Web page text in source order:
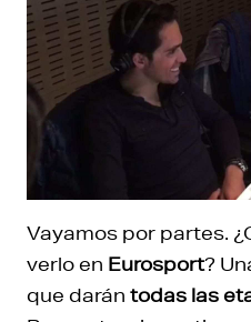
Vayamos por partes.
verlo en Eurosport?
que darán todas las